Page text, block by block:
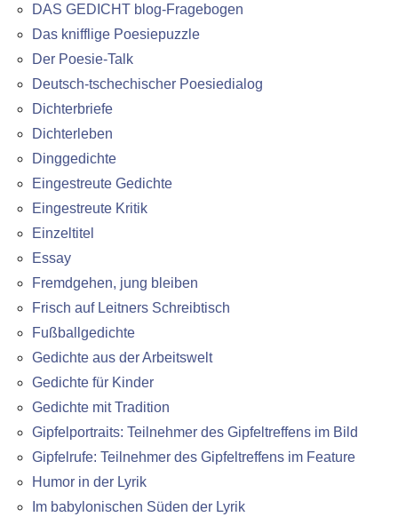
DAS GEDICHT blog-Fragebogen
Das knifflige Poesiepuzzle
Der Poesie-Talk
Deutsch-tschechischer Poesiedialog
Dichterbriefe
Dichterleben
Dinggedichte
Eingestreute Gedichte
Eingestreute Kritik
Einzeltitel
Essay
Fremdgehen, jung bleiben
Frisch auf Leitners Schreibtisch
Fußballgedichte
Gedichte aus der Arbeitswelt
Gedichte für Kinder
Gedichte mit Tradition
Gipfelportraits: Teilnehmer des Gipfeltreffens im Bild
Gipfelrufe: Teilnehmer des Gipfeltreffens im Feature
Humor in der Lyrik
Im babylonischen Süden der Lyrik